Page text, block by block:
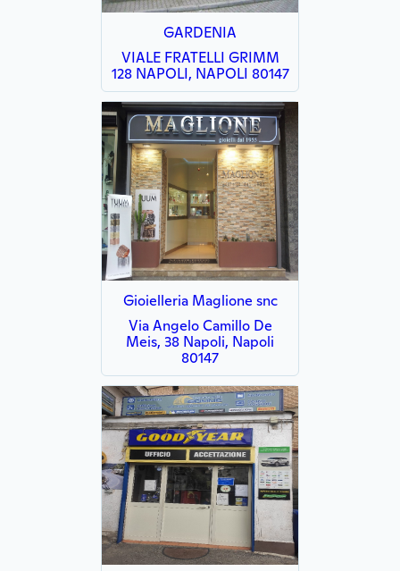
GARDENIA
VIALE FRATELLI GRIMM
128 NAPOLI, NAPOLI 80147
Gioielleria Maglione snc
Via Angelo Camillo De
Meis, 38 Napoli, Napoli
80147